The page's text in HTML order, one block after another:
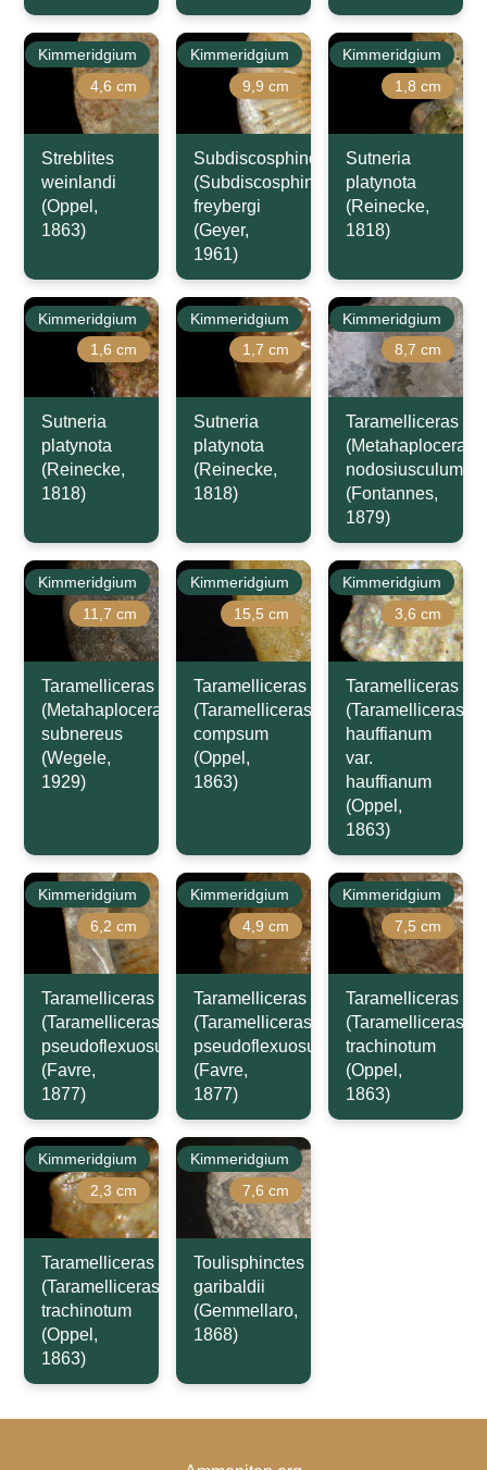
Kimmeridgium
4,6 cm
Streblites
weinlandi
(Oppel,
1863)
Kimmeridgium
9,9 cm
Subdiscosphinctes
(Subdiscosphinctes)
freybergi
(Geyer,
1961)
Kimmeridgium
1,8 cm
Sutneria
platynota
(Reinecke,
1818)
Kimmeridgium
1,6 cm
Sutneria
platynota
(Reinecke,
1818)
Kimmeridgium
1,7 cm
Sutneria
platynota
(Reinecke,
1818)
Kimmeridgium
8,7 cm
Taramelliceras
(Metahaploceras)
nodosiusculum
(Fontannes,
1879)
Kimmeridgium
11,7 cm
Taramelliceras
(Metahaploceras)
subnereus
(Wegele,
1929)
Kimmeridgium
15,5 cm
Taramelliceras
(Taramelliceras)
compsum
(Oppel,
1863)
Kimmeridgium
3,6 cm
Taramelliceras
(Taramelliceras)
hauffianum
var.
hauffianum
(Oppel,
1863)
Kimmeridgium
6,2 cm
Taramelliceras
(Taramelliceras)
pseudoflexuosum
(Favre,
1877)
Kimmeridgium
4,9 cm
Taramelliceras
(Taramelliceras)
pseudoflexuosum
(Favre,
1877)
Kimmeridgium
7,5 cm
Taramelliceras
(Taramelliceras)
trachinotum
(Oppel,
1863)
Kimmeridgium
2,3 cm
Taramelliceras
(Taramelliceras)
trachinotum
(Oppel,
1863)
Kimmeridgium
7,6 cm
Toulisphinctes
garibaldii
(Gemmellaro,
1868)